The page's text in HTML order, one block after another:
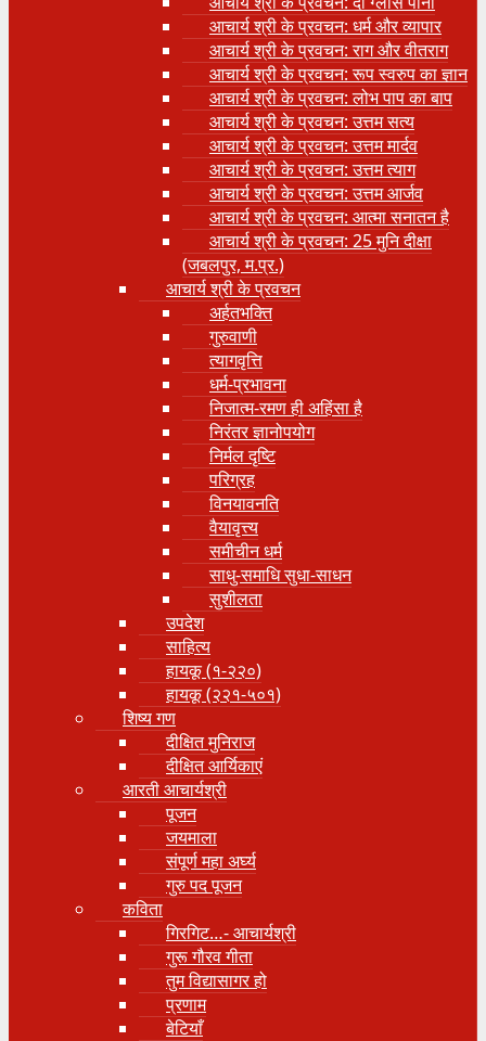
आचार्य श्री के प्रवचन: धर्म और व्यापार
आचार्य श्री के प्रवचन: राग और वीतराग
आचार्य श्री के प्रवचन: रूप स्वरुप का ज्ञान
आचार्य श्री के प्रवचन: लोभ पाप का बाप
आचार्य श्री के प्रवचन: उत्तम सत्य
आचार्य श्री के प्रवचन: उत्तम मार्दव
आचार्य श्री के प्रवचन: उत्तम त्याग
आचार्य श्री के प्रवचन: उत्तम आर्जव
आचार्य श्री के प्रवचन: आत्मा सनातन है
आचार्य श्री के प्रवचन: 25 मुनि दीक्षा
(जबलपुर, म.प्र.)
आचार्य श्री के प्रवचन
अर्हतभक्ति
गुरुवाणी
त्यागवृत्ति
धर्म-प्रभावना
निजात्म-रमण ही अहिंसा है
निरंतर ज्ञानोपयोग
निर्मल दृष्टि
परिग्रह
विनयावनति
वैयावृत्त्य
समीचीन धर्म
साधु-समाधि सुधा-साधन
सुशीलता
उपदेश
साहित्य
हायकू (१‍-२२०)
हायकू (२२१-५०१)
शिष्य गण
दीक्षित मुनिराज
दीक्षित आर्यिकाएं
आरती आचार्यश्री
पूजन
जयमाला
संपूर्ण महा अर्घ्य
गुरु पद पूजन
कविता
गिरगिट…- आचार्यश्री
गुरू गौरव गीता
तुम विद्यासागर हो
प्रणाम
बेटियाँ